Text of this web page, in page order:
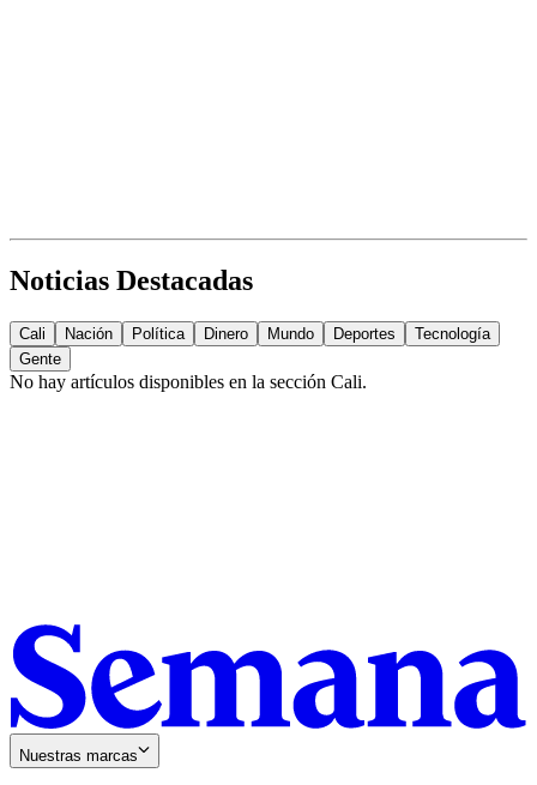
Noticias Destacadas
Cali Nación Política Dinero Mundo Deportes
Tecnología
Gente
No hay artículos disponibles en la sección Cali.
Nuestras marcas